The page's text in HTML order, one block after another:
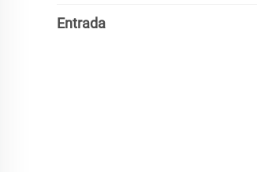
Entrada